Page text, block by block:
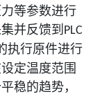
等参数进行
并反馈到 PLC
执行原件进行
定温度范围
稳的趋势，